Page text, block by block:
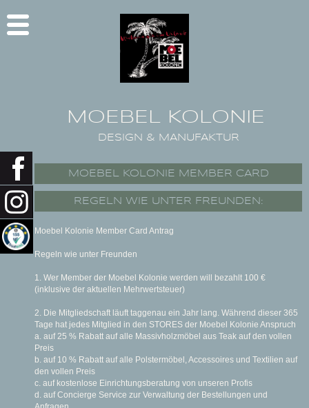
MOEBEL KOLONIE
DESIGN & MANUFAKTUR
MOEBEL KOLONIE MEMBER CARD
REGELN WIE UNTER FREUNDEN:
Moebel Kolonie Member Card Antrag
Regeln wie unter Freunden
1. Wer Member der Moebel Kolonie werden will bezahlt 100 €
(inklusive der aktuellen Mehrwertsteuer)
2. Die Mitgliedschaft läuft taggenau ein Jahr lang. Während dieser 365
Tage hat jedes Mitglied in den STORES der Moebel Kolonie Anspruch
a. auf 25 % Rabatt auf alle Massivholzmöbel aus Teak auf den vollen
Preis
b. auf 10 % Rabatt auf alle Polstermöbel, Accessoires und Textilien auf
den vollen Preis
c. auf kostenlose Einrichtungsberatung von unseren Profis
d. auf Concierge Service zur Verwaltung der Bestellungen und